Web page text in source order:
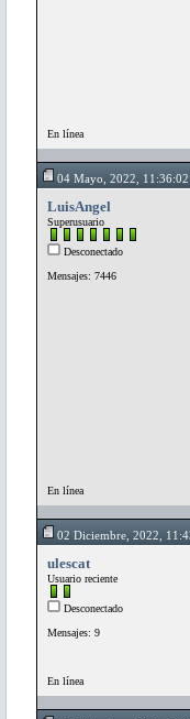
En línea
04 Mayo, 2022, 11:36:02
LuisAngel
Superusuario
Desconectado
Mensajes: 7446
En línea
02 Diciembre, 2022,
ulescat
Usuario reciente
Desconectado
Mensajes: 9
En línea